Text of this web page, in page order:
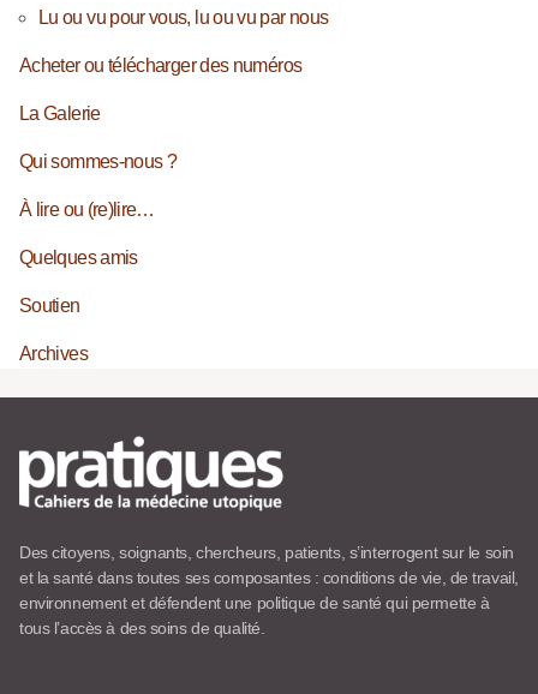
Lu ou vu pour vous, lu ou vu par nous
Acheter ou télécharger des numéros
La Galerie
Qui sommes-nous ?
À lire ou (re)lire…
Quelques amis
Soutien
Archives
Des citoyens, soignants, chercheurs, patients, s’interrogent sur le soin
et la santé dans toutes ses composantes : conditions de vie, de travail,
environnement et défendent une politique de santé qui permette à
tous l’accès à des soins de qualité.